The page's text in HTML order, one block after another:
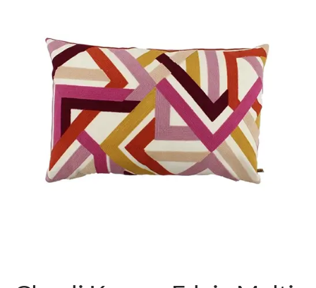
New!
BERGER
vragen
Voorwaarden